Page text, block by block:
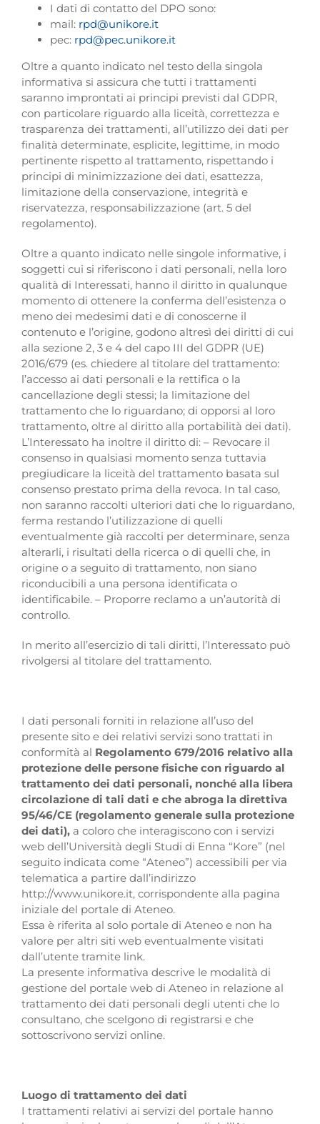
I dati di contatto del DPO sono:
mail: rpd@unikore.it
pec: rpd@pec.unikore.it
Oltre a quanto indicato nel testo della singola
informativa si assicura che tutti i trattamenti
saranno improntati ai principi previsti dal GDPR,
con particolare riguardo alla liceità, correttezza e
trasparenza dei trattamenti, all’utilizzo dei dati per
finalità determinate, esplicite, legittime, in modo
pertinente rispetto al trattamento, rispettando i
principi di minimizzazione dei dati, esattezza,
limitazione della conservazione, integrità e
riservatezza, responsabilizzazione (art. 5 del
regolamento).
Oltre a quanto indicato nelle singole informative, i
soggetti cui si riferiscono i dati personali, nella loro
qualità di Interessati, hanno il diritto in qualunque
momento di ottenere la conferma dell’esistenza o
meno dei medesimi dati e di conoscerne il
contenuto e l’origine, godono altresì dei diritti di cui
alla sezione 2, 3 e 4 del capo III del GDPR (UE)
2016/679 (es. chiedere al titolare del trattamento:
l’accesso ai dati personali e la rettifica o la
cancellazione degli stessi; la limitazione del
trattamento che lo riguardano; di opporsi al loro
trattamento, oltre al diritto alla portabilità dei dati).
L’Interessato ha inoltre il diritto di: – Revocare il
consenso in qualsiasi momento senza tuttavia
pregiudicare la liceità del trattamento basata sul
consenso prestato prima della revoca. In tal caso,
non saranno raccolti ulteriori dati che lo riguardano,
ferma restando l’utilizzazione di quelli
eventualmente già raccolti per determinare, senza
alterarli, i risultati della ricerca o di quelli che, in
origine o a seguito di trattamento, non siano
riconducibili a una persona identificata o
identificabile. – Proporre reclamo a un’autorità di
controllo.
In merito all’esercizio di tali diritti, l’Interessato può
rivolgersi al titolare del trattamento.
I dati personali forniti in relazione all’uso del
presente sito e dei relativi servizi sono trattati in
conformità al Regolamento 679/2016 relativo alla
protezione delle persone fisiche con riguardo al
trattamento dei dati personali, nonché alla libera
circolazione di tali dati e che abroga la direttiva
95/46/CE (regolamento generale sulla protezione
dei dati), a coloro che interagiscono con i servizi
web dell’Università degli Studi di Enna “Kore” (nel
seguito indicata come “Ateneo”) accessibili per via
telematica a partire dall’indirizzo
http://www.unikore.it, corrispondente alla pagina
iniziale del portale di Ateneo.
Essa è riferita al solo portale di Ateneo e non ha
valore per altri siti web eventualmente visitati
dall’utente tramite link.
La presente informativa descrive le modalità di
gestione del portale web di Ateneo in relazione al
trattamento dei dati personali degli utenti che lo
consultano, che scelgono di registrarsi e che
sottoscrivono servizi online.
Luogo di trattamento dei dati
I trattamenti relativi ai servizi del portale hanno